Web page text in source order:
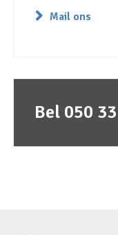
Mail ons
Bel 050